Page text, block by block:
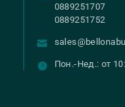
0889251707
0889251752
Пон.-Нед.: от